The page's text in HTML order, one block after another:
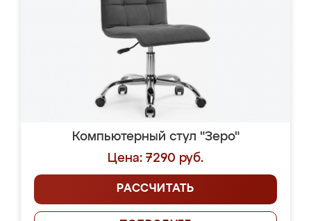
Компьютерный стул "Зеро"
Цена: 7290 руб.
РАССЧИТАТЬ